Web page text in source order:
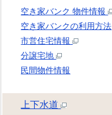
空き家バンク 物件情報
空き家バンクの利用方法
市営住宅情報
分譲宅地
民間物件情報
上下水道